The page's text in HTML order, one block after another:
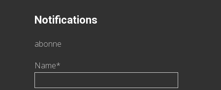
Notifications
abonne
Name*